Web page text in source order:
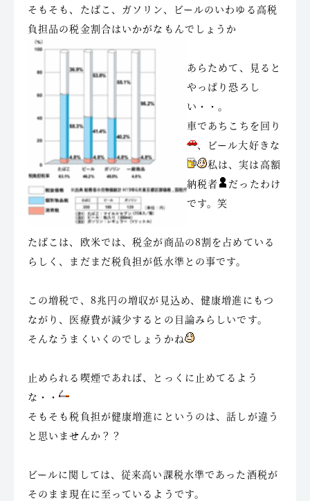
そもそも、たばこ、ガソリン、ビールのいわゆる高税
負担品の税金割合はいかがなもんでしょうか
あらためて、見ると
やっぱり恐ろし
い・・。
車であちこちを回り
、ビール大好きな
私は、実は高額
納税者
だったわけ
です。笑
たばこは、欧米では、税金が商品の8割を占めている
らしく、まだまだ税負担が低水準との事です。
この増税で、8兆円の増収が見込め、健康増進にもつ
ながり、医療費が減少するとの目論みらしいです。
そんなうまくいくのでしょうかね
止められる喫煙であれば、とっくに止めてるよう
な・・
そもそも税負担が健康増進にというのは、話しが違う
と思いませんか？？
ビールに関しては、従来高い課税水準であった酒税が
そのまま現在に至っているようです。